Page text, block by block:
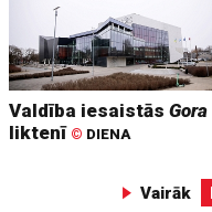
Valdība iesaistāsGora
liktenī © DIENA
Vairāk